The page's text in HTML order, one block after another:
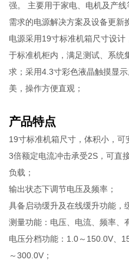
强。 主要用于家电、电机及产
需求的电源解决方案及设备更新
电源采用19寸标准机箱尺寸设
于标准机柜内，满足测试、系统
求；采用4.3寸彩色液晶触摸显
美，操作方便直观；
产品特点
19寸标准机箱尺寸，体积小，可
3倍额定电流冲击承受2S，可直
负载；
输出状态下调节电压及频率；
具备启动缓升及在线缓升功能，
测量功能：电压、电流、频率、
电压分档功能：1.0～150.0V、
～300.0V；